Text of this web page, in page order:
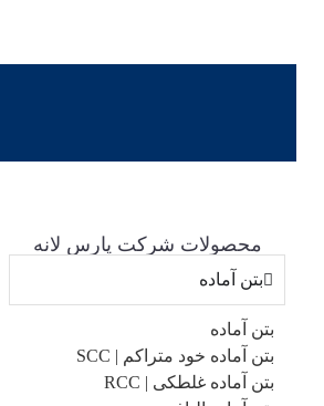
محصولات شرکت پارس لانه
بتن آماده
بتن آماده
بتن آماده خود متراکم | SCC
بتن آماده غلطکی | RCC